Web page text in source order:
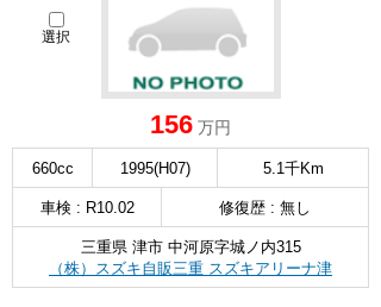
選択
156 万円
660cc 1995(H07) 5.1千Km
車検 : R10.02 修復歴 : 無し
三重県 津市 中河原字城ノ内315
（株）スズキ自販三重 スズキアリーナ津